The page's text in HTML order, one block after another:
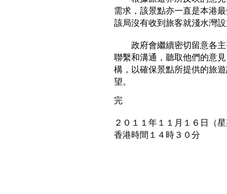
需求，該景點亦一直是本港
該局沒有收到旅客就淺水灣
政府會繼續密切留意各主
聯繫和溝通，聽取他們的意
構，以確保景點所提供的旅
望。
完
２０１１年１１月１６日（
香港時間１４時３０分